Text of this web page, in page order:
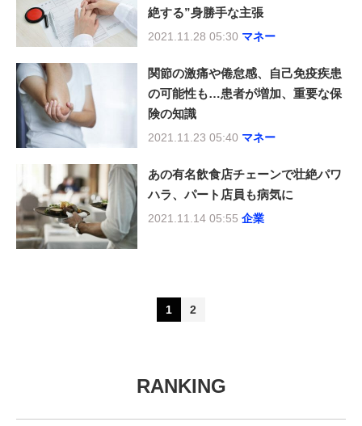
絶する”身勝手な主張
2021.11.28 05:30 マネー
関節の激痛や倦怠感、自己免疫疾患
の可能性も…患者が増加、重要な保
険の知識
2021.11.23 05:40 マネー
あの有名飲食店チェーンで壮絶パワ
ハラ、パート店員も病気に
2021.11.14 05:55 企業
1 2
RANKING